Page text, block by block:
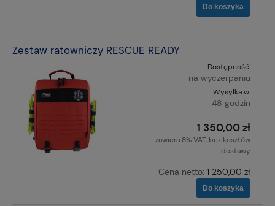
Do koszyka
Zestaw ratowniczy RESCUE READY
Dostępność:
na wyczerpaniu
Wysyłka w:
48 godzin
1 350,00 zł
zawiera 8% VAT, bez kosztów
dostawy
Cena netto: 1 250,00 zł
Do koszyka